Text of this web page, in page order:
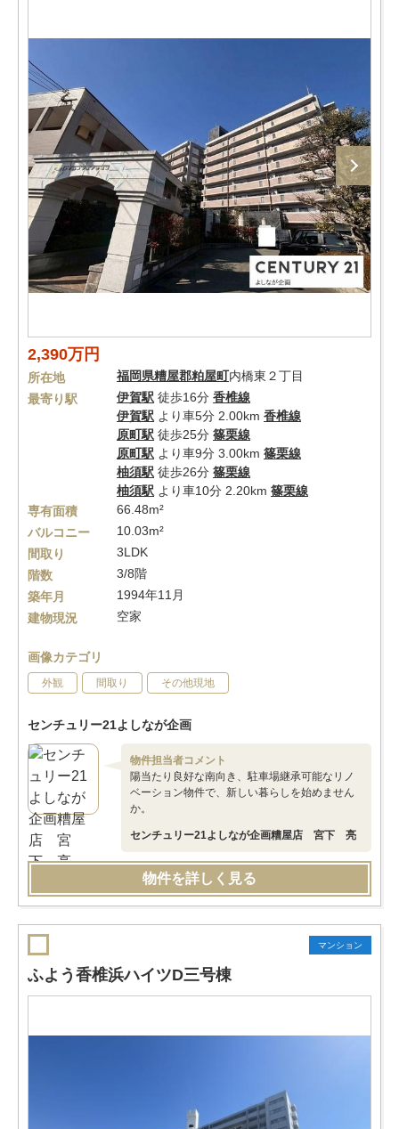
2,390万円
所在地 福岡県糟屋郡粕屋町内橋東２丁目
最寄り駅
伊賀駅 徒歩16分 香椎線
伊賀駅 より車5分 2.00km 香椎線
原町駅 徒歩25分 篠栗線
原町駅 より車9分 3.00km 篠栗線
柚須駅 徒歩26分 篠栗線
柚須駅 より車10分 2.20km 篠栗線
専有面積
66.48m²
バルコニー
10.03m²
間取り
3LDK
階数
3/8階
築年月
1994年11月
建物現況
空家
画像カテゴリ
外観 間取り その他現地
センチュリー21よしなが企画
物件担当者コメント
陽当たり良好な南向き、駐車場継承可能なリノ
ベーション物件で、新しい暮らしを始めません
か。
センチュリー21よしなが企画糟屋店 宮下 亮
物件を詳しく見る
マンション
ふよう香椎浜ハイツD三号棟